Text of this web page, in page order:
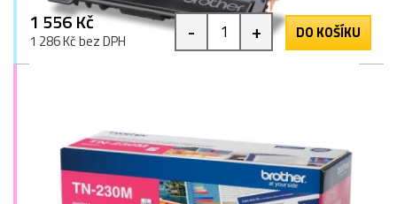
1 556 Kč
1 286 Kč bez DPH - + DO KOŠÍKU